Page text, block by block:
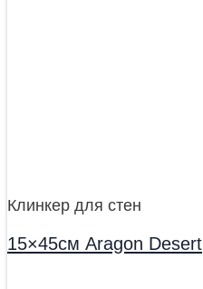
Клинкер для стен
15×45см Aragon Desert